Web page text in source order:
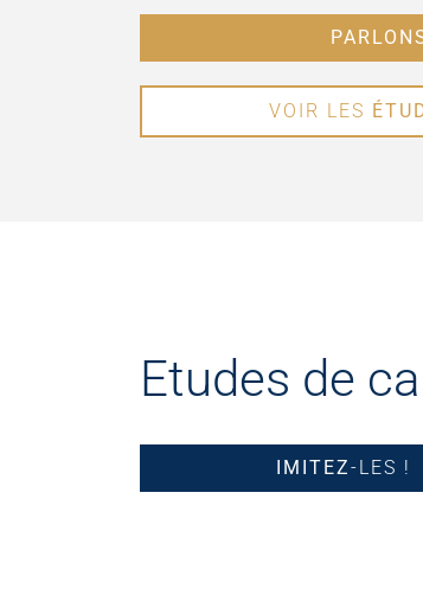
VOIR LES
Etudes de
IMITEZ-LES !